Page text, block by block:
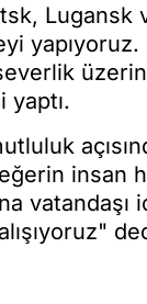
Lugansk
yapıyoruz.
insan
vatandaşı